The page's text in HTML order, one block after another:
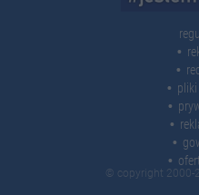
© copyright 2000-